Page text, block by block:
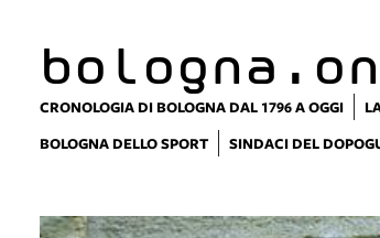
CRONOLOGIA DI BOLOGNA DAL 1796 A OGGI
BOLOGNA DELLO SPORT
SINDACI DEL